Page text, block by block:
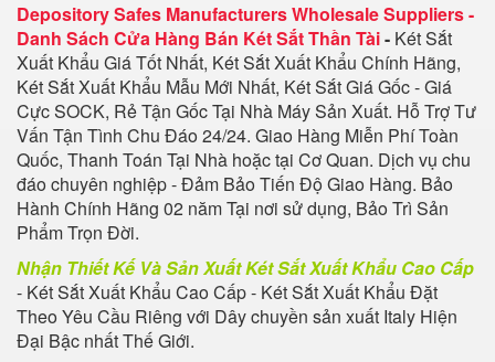
Depository Safes Manufacturers Wholesale Suppliers-
Danh Sách Cửa Hàng Bán Két Sắt Thần Tài- Két Sắt
Xuất Khẩu Giá Tốt Nhất, Két Sắt Xuất Khẩu Chính Hãng,
Két Sắt Xuất Khẩu Mẫu Mới Nhất, Két Sắt Giá Gốc - Giá
Cực SOCK, Rẻ Tận Gốc Tại Nhà Máy Sản Xuất. Hỗ Trợ Tư
Vấn Tận Tình Chu Đáo 24/24. Giao Hàng Miễn Phí Toàn
Quốc, Thanh Toán Tại Nhà hoặc tại Cơ Quan. Dịch vụ chu
đáo chuyên nghiệp - Đảm Bảo Tiến Độ Giao Hàng. Bảo
Hành Chính Hãng 02 năm Tại nơi sử dụng, Bảo Trì Sản
Phẩm Trọn Đời.
Nhận Thiết Kế Và Sản Xuất Két Sắt Xuất Khẩu Cao Cấp
- Két Sắt Xuất Khẩu Cao Cấp - Két Sắt Xuất Khẩu Đặt
Theo Yêu Cầu Riêng với Dây chuyền sản xuất Italy Hiện
Đại Bậc nhất Thế Giới.